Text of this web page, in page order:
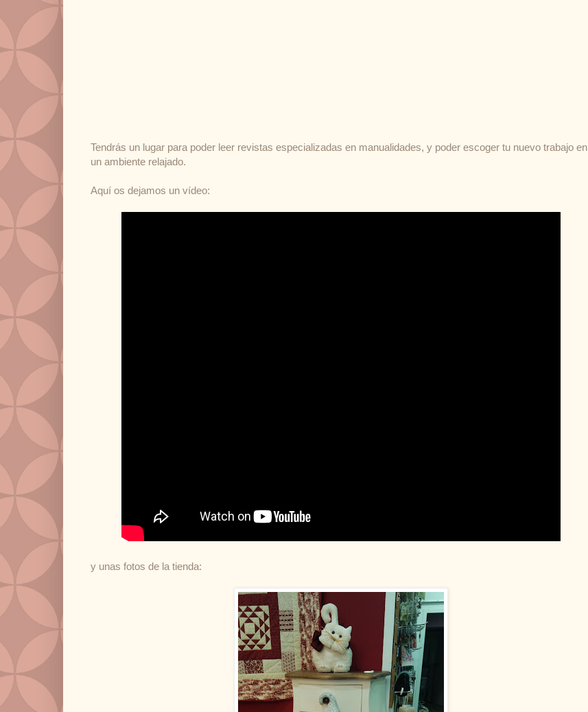
Tendrás un lugar para poder leer revistas especializadas en manualidades, y poder escoger tu nuevo trabajo en
un ambiente relajado.
Aquí os dejamos un vídeo:
y unas fotos de la tienda: